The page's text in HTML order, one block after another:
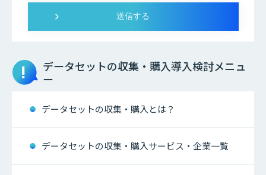
データセットの収集・購入導入検討メニュ
ー
データセットの収集・購入とは？
データセットの収集・購入サービス・企業一覧